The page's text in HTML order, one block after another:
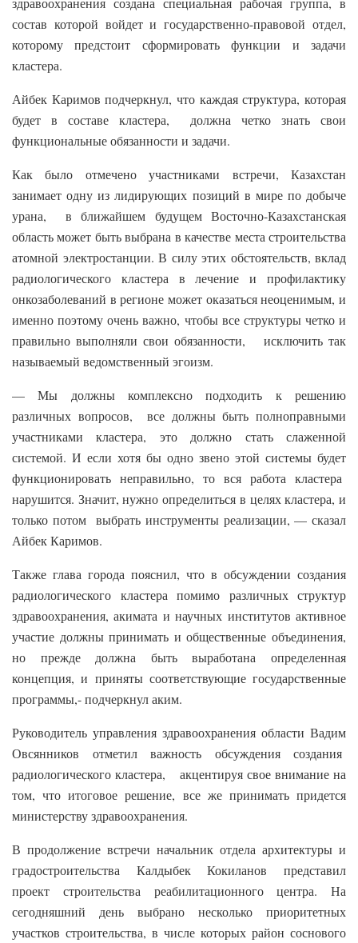
состав которой войдет и государственно-правовой отдел,
которому предстоит сформировать функции и задачи
кластера.
Айбек Каримов подчеркнул, что каждая структура, которая
будет в составе кластера, должна четко знать свои
функциональные обязанности и задачи.
Как было отмечено участниками встречи, Казахстан
занимает одну из лидирующих позиций в мире по добыче
урана, в ближайшем будущем Восточно-Казахстанская
область может быть выбрана в качестве места строительства
атомной электростанции. В силу этих обстоятельств, вклад
радиологического кластера в лечение и профилактику
онкозаболеваний в регионе может оказаться неоценимым, и
именно поэтому очень важно, чтобы все структуры четко и
правильно выполняли свои обязанности, исключить так
называемый ведомственный эгоизм.
— Мы должны комплексно подходить к решению
различных вопросов, все должны быть полноправными
участниками кластера, это должно стать слаженной
системой. И если хотя бы одно звено этой системы будет
функционировать неправильно, то вся работа кластера
нарушится. Значит, нужно определиться в целях кластера, и
только потом выбрать инструменты реализации, — сказал
Айбек Каримов.
Также глава города пояснил, что в обсуждении создания
радиологического кластера помимо различных структур
здравоохранения, акимата и научных институтов активное
участие должны принимать и общественные объединения,
но прежде должна быть выработана определенная
концепция, и приняты соответствующие государственные
программы,- подчеркнул аким.
Руководитель управления здравоохранения области Вадим
Овсянников отметил важность обсуждения создания
радиологического кластера, акцентируя свое внимание на
том, что итоговое решение, все же принимать придется
министерству здравоохранения.
В продолжение встречи начальник отдела архитектуры и
градостроительства Калдыбек Кокиланов представил
проект строительства реабилитационного центра. На
сегодняшний день выбрано несколько приоритетных
участков строительства, в числе которых район соснового